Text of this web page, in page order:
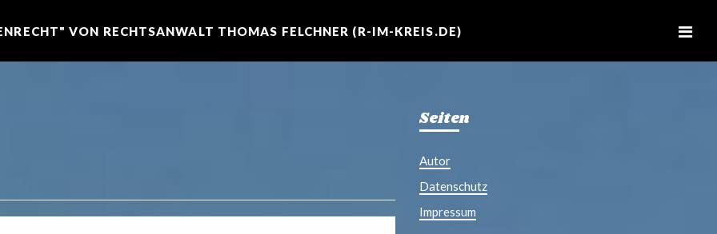
VON RECHTSANWALT THOMAS FELCHNER (R-IM-KREIS.DE)
Seiten
Autor
Datenschutz
Impressum